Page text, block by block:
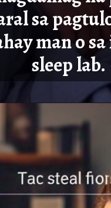
sa
man o
sleep lab.